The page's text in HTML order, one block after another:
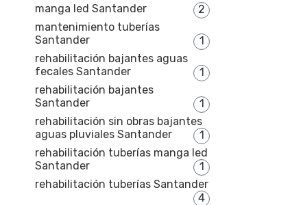
manga led Santander
2
mantenimiento tuberías
Santander
1
rehabilitación bajantes aguas
fecales Santander
1
rehabilitación bajantes
Santander
1
rehabilitación sin obras bajantes
aguas pluviales Santander
1
rehabilitación tuberías manga led
Santander
1
rehabilitación tuberías Santander
4